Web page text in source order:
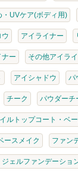
・UVケア(ボディ用)
ウ アイライナー
ナー その他アイラ
アイシャドウ パ
チーク パウダーチ
ルトップコート・ベ
ースメイク ファン
ジェルファンデーショ